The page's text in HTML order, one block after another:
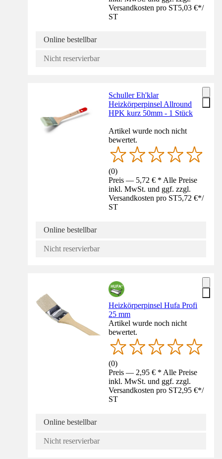
Versandkosten pro ST5,03 €*/
ST
Online bestellbar
Nicht reservierbar
Schuller Eh'klar
Heizkörperpinsel Allround
HPK kurz 50mm - 1 Stück
Artikel wurde noch nicht
bewertet.
(0)
Preis — 5,72 € * Alle Preise
inkl. MwSt. und ggf. zzgl.
Versandkosten pro ST5,72 €*/
ST
Online bestellbar
Nicht reservierbar
Heizkörperpinsel Hufa Profi
25 mm
Artikel wurde noch nicht
bewertet.
(0)
Preis — 2,95 € * Alle Preise
inkl. MwSt. und ggf. zzgl.
Versandkosten pro ST2,95 €*/
ST
Online bestellbar
Nicht reservierbar